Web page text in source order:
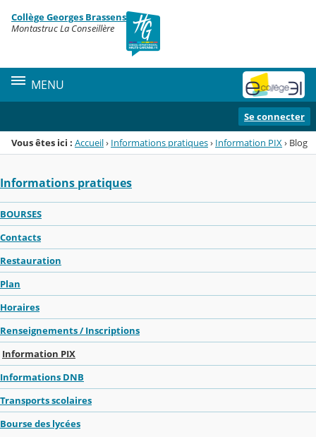
Menu de la rubrique
Contenu
Collège Georges Brassens
Montastruc La Conseillère
MENU
Se connecter
Vous êtes ici : Accueil› Informations pratiques› Information PIX › Blog
Informations pratiques
BOURSES
Contacts
Restauration
Plan
Horaires
Renseignements / Inscriptions
Information PIX
Informations DNB
Transports scolaires
Bourse des lycées